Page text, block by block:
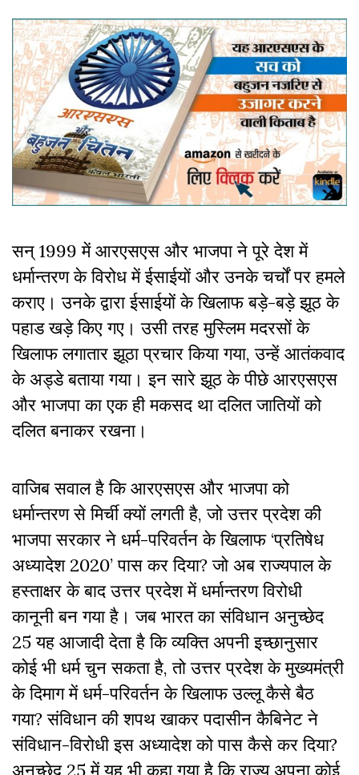
सन् 1999 में आरएसएस और भाजपा ने पूरे देश में
धर्मान्तरण के विरोध में ईसाईयों और उनके चर्चों पर हमले
कराए। उनके द्वारा ईसाईयों के खिलाफ बड़े-बड़े झूठ के
पहाड खड़े किए गए। उसी तरह मुस्लिम मदरसों के
खिलाफ लगातार झूठा प्रचार किया गया, उन्हें आतंकवाद
के अड्डे बताया गया। इन सारे झूठ के पीछे आरएसएस
और भाजपा का एक ही मकसद था दलित जातियों को
दलित बनाकर रखना।
वाजिब सवाल है कि आरएसएस और भाजपा को
धर्मान्तरण से मिर्ची क्यों लगती है, जो उत्तर प्रदेश की
भाजपा सरकार ने धर्म-परिवर्तन के खिलाफ ‘प्रतिषेध
अध्यादेश 2020’ पास कर दिया? जो अब राज्यपाल के
हस्ताक्षर के बाद उत्तर प्रदेश में धर्मान्तरण विरोधी
कानूनी बन गया है। जब भारत का संविधान अनुच्छेद
25 यह आजादी देता है कि व्यक्ति अपनी इच्छानुसार
कोई भी धर्म चुन सकता है, तो उत्तर प्रदेश के मुख्यमंत्री
के दिमाग में धर्म-परिवर्तन के खिलाफ उल्लू कैसे बैठ
गया? संविधान की शपथ खाकर पदासीन कैबिनेट ने
संविधान-विरोधी इस अध्यादेश को पास कैसे कर दिया?
अनुच्छेद 25 में यह भी कहा गया है कि राज्य अपना कोई